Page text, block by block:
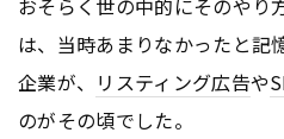
は、当時あまりなかったと記
企業が、 リスティング広告や
のがその頃でした。